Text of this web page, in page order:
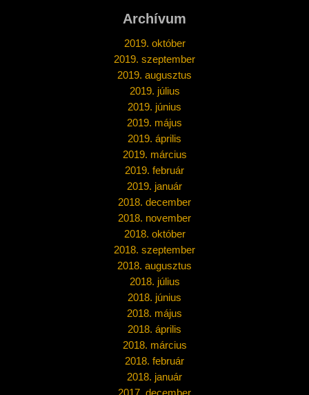
Archívum
2019. október
2019. szeptember
2019. augusztus
2019. július
2019. június
2019. május
2019. április
2019. március
2019. február
2019. január
2018. december
2018. november
2018. október
2018. szeptember
2018. augusztus
2018. július
2018. június
2018. május
2018. április
2018. március
2018. február
2018. január